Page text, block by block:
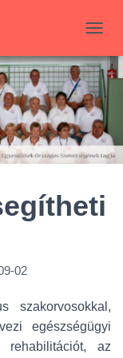
A
V
I
G
Á
C
I
Ó
-
C
S
O
02
szakorvosokkal,
egészségügyi
rehabilitációt, az